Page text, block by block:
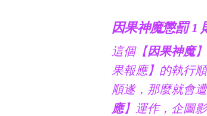
因果神魔懲罰 1
這個【因果神魔
果報應】的執行
順遂，那麼就會
應】運作，企圖